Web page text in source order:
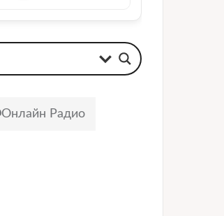
Онлайн Радио